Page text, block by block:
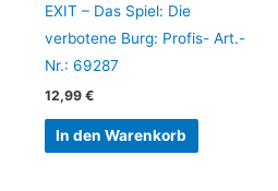
EXIT – Das Spiel: Die
verbotene Burg: Profis- Art.-
Nr.: 69287
12,99 €
In den Warenkorb